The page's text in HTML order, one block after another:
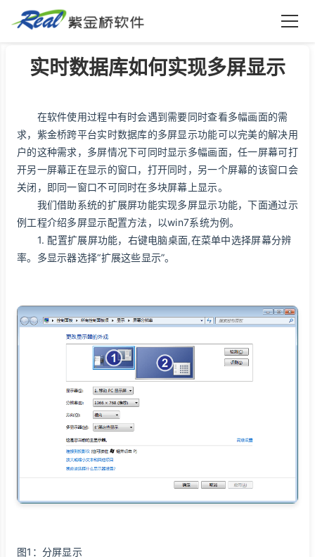
紫金桥软件
实时数据库如何实现多屏显示
在软件使用过程中有时会遇到需要同时查看多幅画面的需
求，紫金桥跨平台实时数据库的多屏显示功能可以完美的解决用
户的这种需求，多屏情况下可同时显示多幅画面，任一屏幕可打
开另一屏幕正在显示的窗口，打开同时，另一个屏幕的该窗口会
关闭，即同一窗口不可同时在多块屏幕上显示。
我们借助系统的扩展屏功能实现多屏显示功能，下面通过示
例工程介绍多屏显示配置方法，以win7系统为例。
1. 配置扩展屏功能，右键电脑桌面,在菜单中选择屏幕分辨
率。多显示器选择“扩展这些显示”。
图1：分屏显示